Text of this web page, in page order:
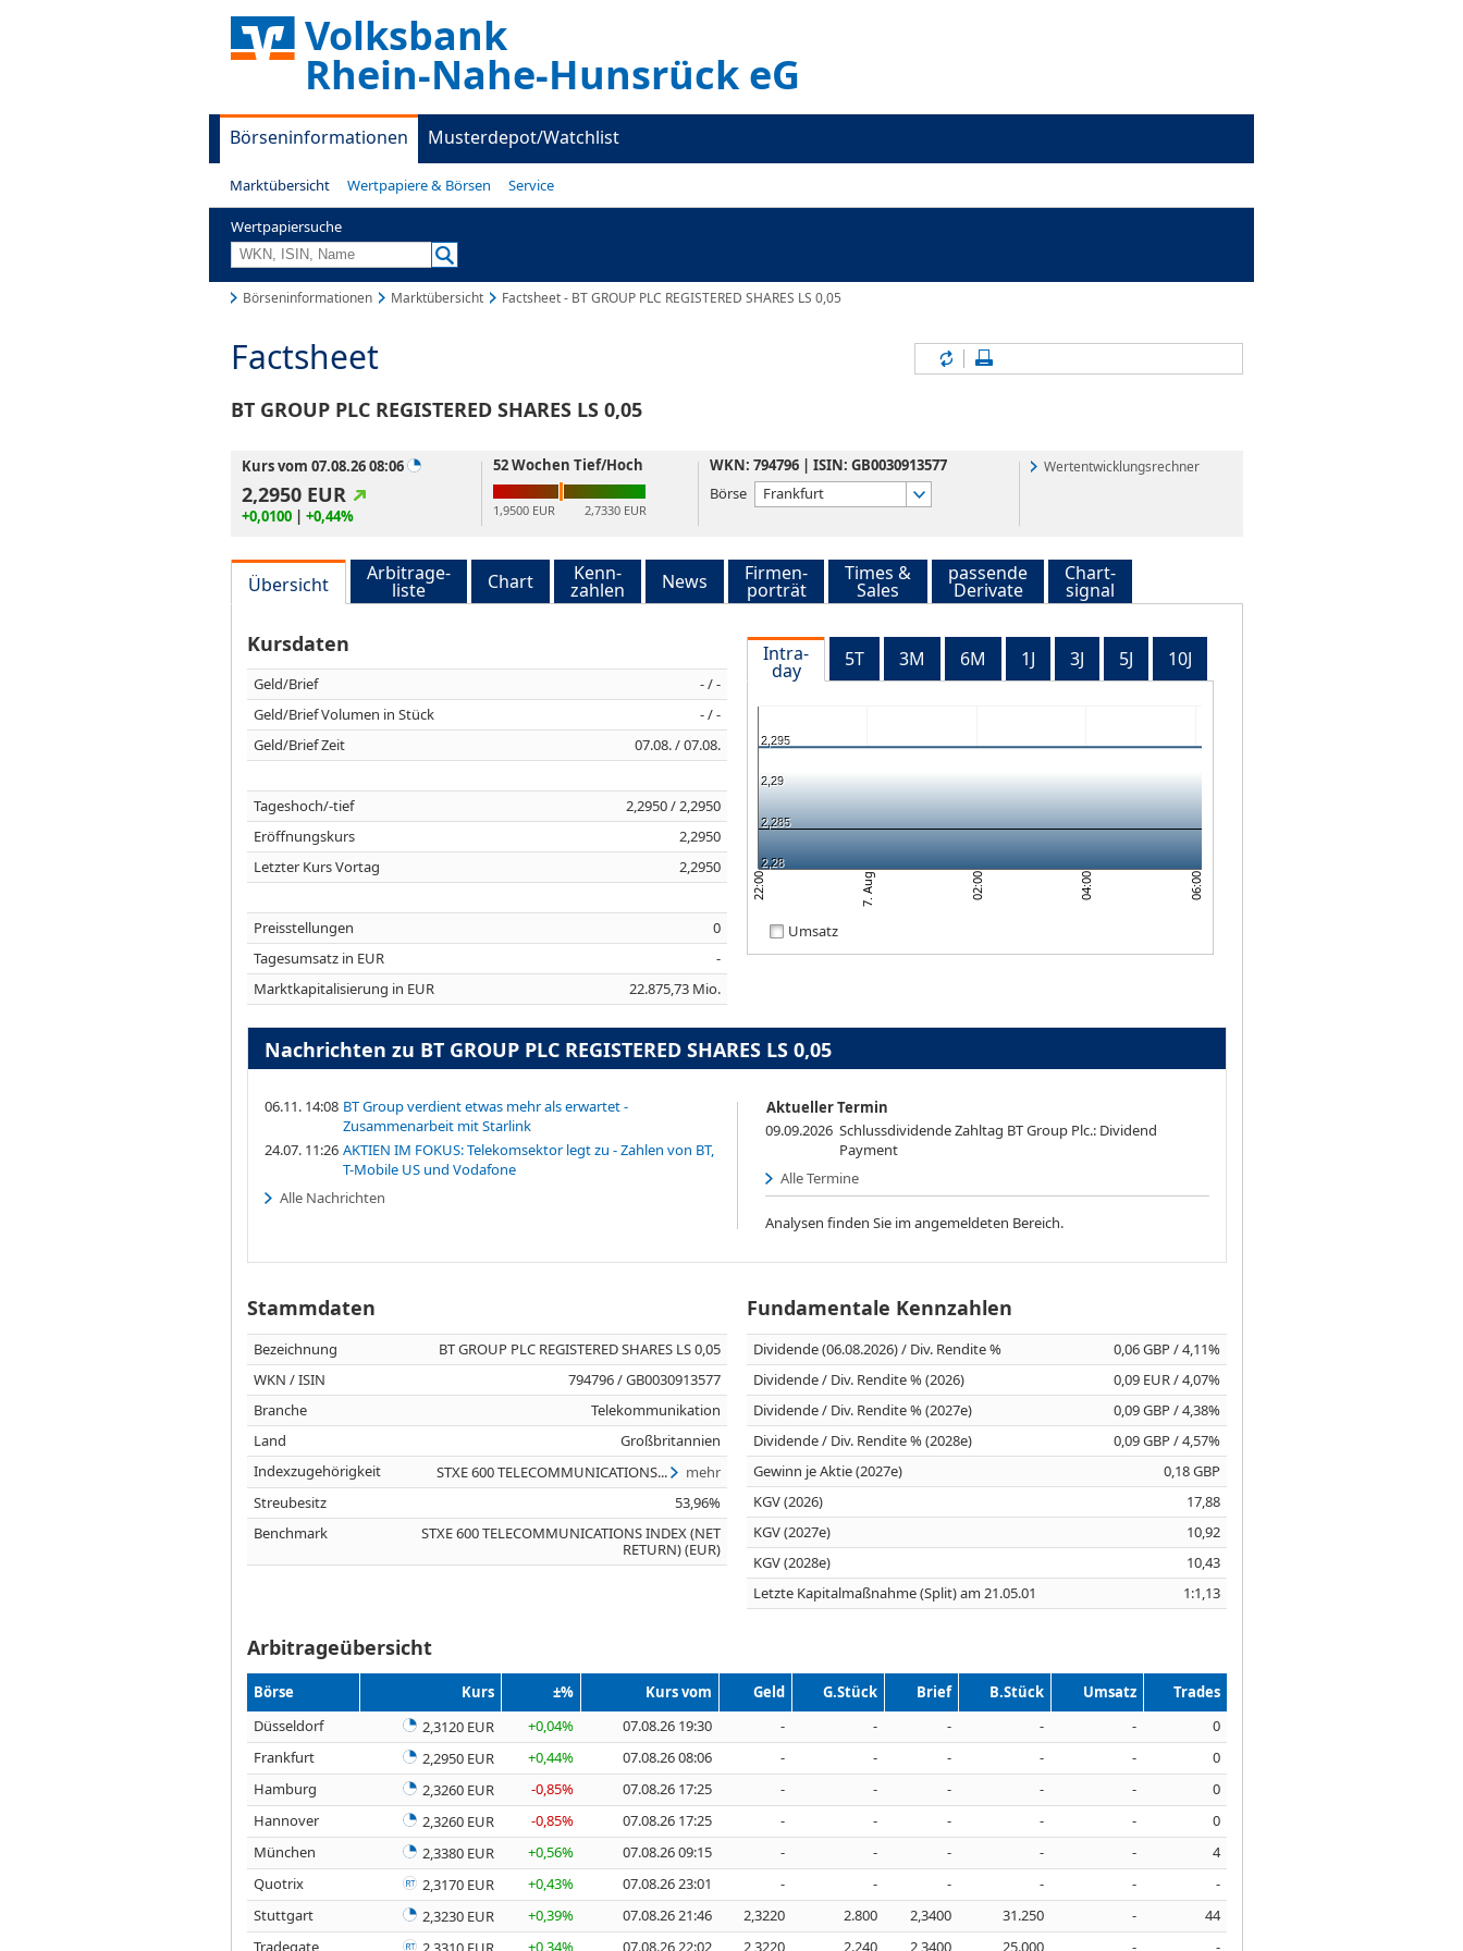
Volksbank
Rhein-Nahe-Hunsrück eG
Börseninformationen Musterdepot/Watchlist
Marktübersicht Wertpapiere & Börsen Service
Wertpapiersuche
Börseninformationen Marktübersicht Factsheet - BT GROUP PLC REGISTERED SHARES LS 0,05
Factsheet
BT GROUP PLC REGISTERED SHARES LS 0,05
Inhalte aktualisieren
Kurs vom 07.08.26 08:06
2,2950 EUR
+0,0100 | +0,44%
52 Wochen Tief/Hoch
1,9500 EUR 2,7330 EUR
WKN: 794796 | ISIN: GB0030913577
Börse
Frankfurt
Wertentwicklungsrechner
Übersicht Arbitrage-
liste Chart Kenn-
zahlen News Firmen-
porträt
Times &
Sales
passende
Derivate
Chart-
signal
Kursdaten
Geld/Brief
- / -
Geld/Brief Volumen in Stück
- / -
Geld/Brief Zeit
07.08. / 07.08.
Tageshoch/-tief
2,2950 / 2,2950
Eröffnungskurs
2,2950
Letzter Kurs Vortag
2,2950
Preisstellungen
0
Tagesumsatz in EUR
-
Marktkapitalisierung in EUR
22.875,73 Mio.
Intra-
day 5T 3M 6M 1J 3J 5J 10J
22:00 7. Aug 02:00 04:00 06:00
2,28
2,285
2,29
2,295
Umsatz
Nachrichten zu BT GROUP PLC REGISTERED SHARES LS 0,05
06.11. 14:08 BT Group verdient etwas mehr als erwartet -
Zusammenarbeit mit Starlink
24.07. 11:26 AKTIEN IM FOKUS: Telekomsektor legt zu - Zahlen von BT,
T-Mobile US und Vodafone
Alle Nachrichten
Aktueller Termin
09.09.2026 Schlussdividende Zahltag BT Group Plc.: Dividend
Payment
Alle Termine
Analysen finden Sie im angemeldeten Bereich.
Stammdaten
Bezeichnung
BT GROUP PLC REGISTERED SHARES LS 0,05
WKN / ISIN
794796 / GB0030913577
Branche
Telekommunikation
Land
Großbritannien
Indexzugehörigkeit
STXE 600 TELECOMMUNICATIONS...
mehr
Streubesitz
53,96%
Benchmark
STXE 600 TELECOMMUNICATIONS INDEX (NET
RETURN) (EUR)
Fundamentale Kennzahlen
Dividende (06.08.2026) / Div. Rendite %
0,06 GBP / 4,11%
Dividende / Div. Rendite % (2026)
0,09 EUR / 4,07%
Dividende / Div. Rendite % (2027e)
0,09 GBP / 4,38%
Dividende / Div. Rendite % (2028e)
0,09 GBP / 4,57%
Gewinn je Aktie (2027e)
0,18 GBP
KGV (2026)
17,88
KGV (2027e)
10,92
KGV (2028e)
10,43
Letzte Kapitalmaßnahme (Split) am 21.05.01
1:1,13
Arbitrageübersicht
Börse Kurs ±% Kurs vom Geld G.Stück Brief B.Stück Umsatz
Trades
Düsseldorf
2,3120 EUR +0,04% 07.08.26 19:30 - - - - -
0
Frankfurt
2,2950 EUR +0,44% 07.08.26 08:06 - - - - -
0
Hamburg
2,3260 EUR -0,85% 07.08.26 17:25 - - - - -
0
Hannover
2,3260 EUR -0,85% 07.08.26 17:25 - - - - -
0
München
2,3380 EUR +0,56% 07.08.26 09:15 - - - - -
4
Quotrix
2,3170 EUR +0,43% 07.08.26 23:01 - - - - -
-
Stuttgart
2,3230 EUR +0,39% 07.08.26 21:46 2,3220 2.800 2,3400 31.250 -
44
Tradegate
+0,34% 07.08.26 22:02 2,3220 2.240 2,3400 25.000 - -